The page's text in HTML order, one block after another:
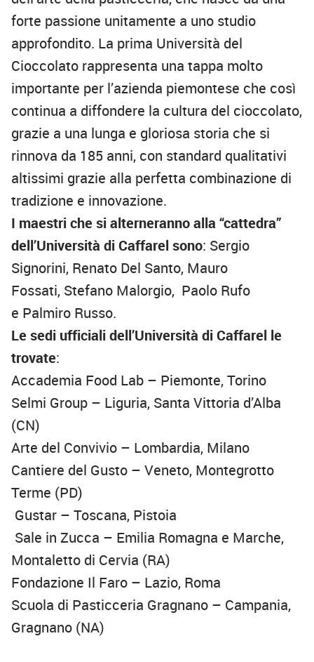
forte passione unitamente a uno studio
approfondito. La prima Università del
Cioccolato rappresenta una tappa molto
importante per l’azienda piemontese che così
continua a diffondere la cultura del cioccolato,
grazie a una lunga e gloriosa storia che si
rinnova da 185 anni, con standard qualitativi
altissimi grazie alla perfetta combinazione di
tradizione e innovazione.
I maestri che si alterneranno alla “cattedra”
dell’Università di Caffarel sono: Sergio
Signorini, Renato Del Santo, Mauro
Fossati, Stefano Malorgio, Paolo Rufo
e Palmiro Russo.
Le sedi ufficiali dell’Università di Caffarel le
trovate:
Accademia Food Lab – Piemonte, Torino
Selmi Group – Liguria, Santa Vittoria d’Alba
(CN)
Arte del Convivio – Lombardia, Milano
Cantiere del Gusto – Veneto, Montegrotto
Terme (PD)
Gustar – Toscana, Pistoia
Sale in Zucca – Emilia Romagna e Marche,
Montaletto di Cervia (RA)
Fondazione Il Faro – Lazio, Roma
Scuola di Pasticceria Gragnano – Campania,
Gragnano (NA)